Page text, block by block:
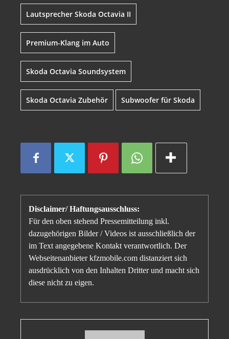
Lautsprecher Skoda Octavia II
Premium-Klang im Auto
Skoda Octavia Soundsystem
Skoda Octavia Zubehör Subwoofer für Skoda
Disclaimer/ Haftungsausschluss:
Für den oben stehend Pressemitteilung inkl.
dazugehörigen Bilder / Videos ist ausschließlich der
im Text angegebene Kontakt verantwortlich. Der
Webseitenanbieter kfzmobile.com distanziert sich
ausdrücklich von den Inhalten Dritter und macht sich
diese nicht zu eigen.